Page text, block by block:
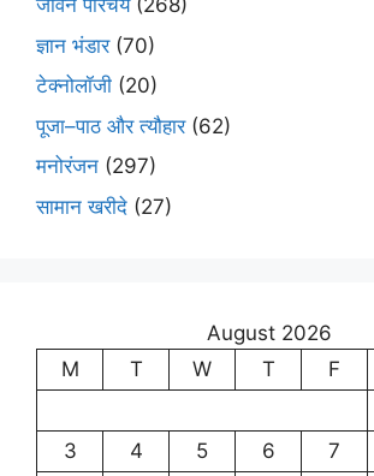
जीवन परिचय(268)
ज्ञान भंडार(70)
टेक्नोलॉजी (20)
पूजा–पाठ और त्यौहार(62)
मनोरंजन (297)
सामान खरीदे (27)
August 2026
M
T W T F
3
4 5 6 7